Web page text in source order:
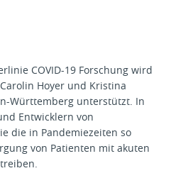
COVID-19 Forschung wird
Hoyer und Kristina
Württemberg unterstützt. In
Entwicklern von
die in Pandemiezeiten so
von Patienten mit akuten